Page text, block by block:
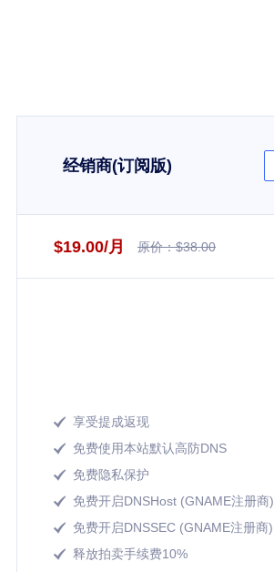
经销商(订阅版)
$19.00/月 原价：$38.00
 享受提成返现
 免费使用本站默认高防DNS
 免费隐私保护
 免费开启DNSHost (GNAME注册商)
 免费开启DNSSEC (GNAME注册商)
 释放拍卖手续费10%